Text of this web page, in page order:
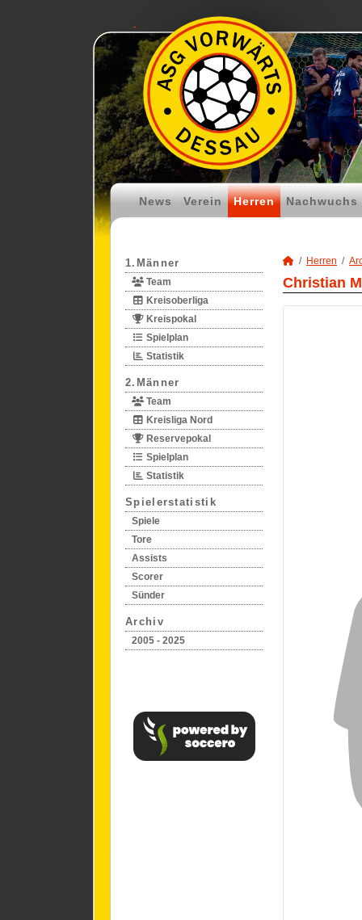
News Verein Herren Nachwuchs
1.Männer
Team
Kreisoberliga
Kreispokal
Spielplan
Statistik
2.Männer
Team
Kreisliga Nord
Reservepokal
Spielplan
Statistik
Spielerstatistik
Spiele
Tore
Assists
Scorer
Sünder
Archiv
2005 - 2025
Herren
Christian